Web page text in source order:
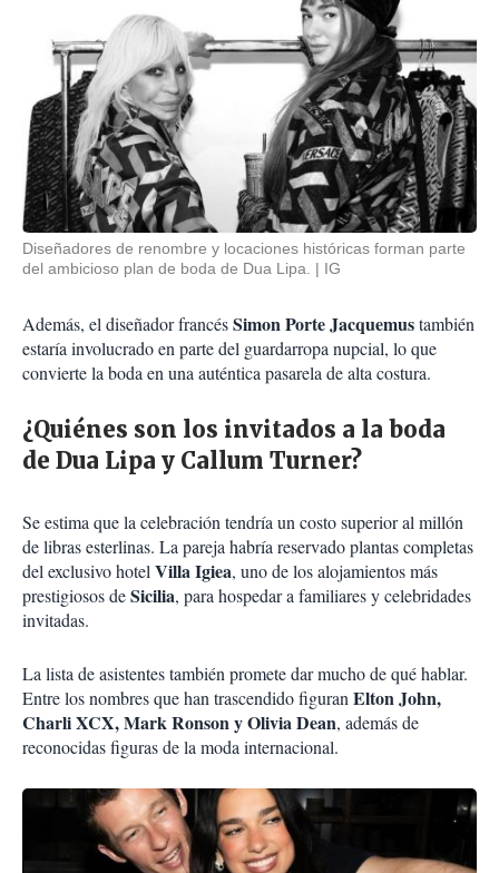
Diseñadores de renombre y locaciones históricas forman parte
del ambicioso plan de boda de Dua Lipa.
IG
Además, el diseñador francésSimon Porte Jacquemustambién
estaría involucrado en parte del guardarropa nupcial, lo que
convierte la boda en una auténtica pasarela de alta costura.
¿Quiénes son los invitados a la boda
de Dua Lipa y Callum Turner?
Se estima que la celebración tendría un costo superior al millón
de libras esterlinas. La pareja habría reservado plantas completas
del exclusivo hotelVilla Igiea, uno de los alojamientos más
prestigiosos deSicilia, para hospedar a familiares y celebridades
invitadas.
La lista de asistentes también promete dar mucho de qué hablar.
Entre los nombres que han trascendido figuranElton John,
Charli XCX, Mark Ronson y Olivia Dean, además de
reconocidas figuras de la moda internacional.